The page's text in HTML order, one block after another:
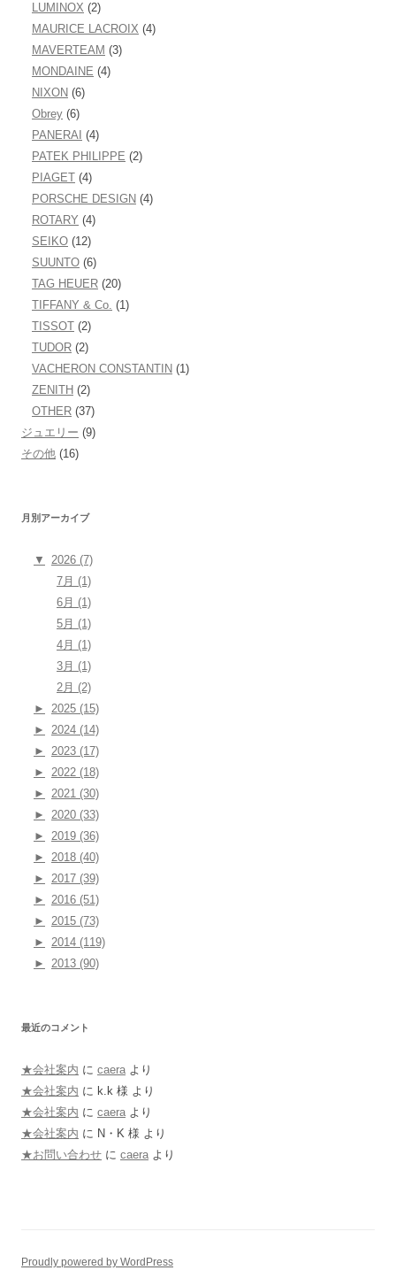
LUMINOX (2)
MAURICE LACROIX (4)
MAVERTEAM (3)
MONDAINE (4)
NIXON (6)
Obrey (6)
PANERAI (4)
PATEK PHILIPPE (2)
PIAGET (4)
PORSCHE DESIGN (4)
ROTARY (4)
SEIKO (12)
SUUNTO (6)
TAG HEUER (20)
TIFFANY & Co. (1)
TISSOT (2)
TUDOR (2)
VACHERON CONSTANTIN (1)
ZENITH (2)
OTHER (37)
ジュエリー (9)
その他 (16)
月別アーカイブ
▼
2026 (7)
7月 (1)
6月 (1)
5月 (1)
4月 (1)
3月 (1)
2月 (2)
►
2025 (15)
►
2024 (14)
►
2023 (17)
►
2022 (18)
►
2021 (30)
►
2020 (33)
►
2019 (36)
►
2018 (40)
►
2017 (39)
►
2016 (51)
►
2015 (73)
►
2014 (119)
►
2013 (90)
最近のコメント
★会社案内 に caera より
★会社案内 に k.k 様 より
★会社案内 に caera より
★会社案内 に N・K 様 より
★お問い合わせ に caera より
Proudly powered by WordPress